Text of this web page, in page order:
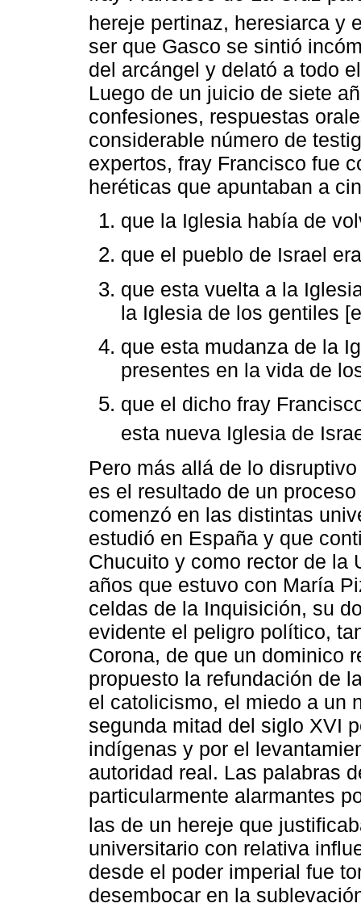
hereje pertinaz, heresiarca y
ser que Gasco se sintió
del arcángel y delató a todo
Luego de un juicio de siete
confesiones, respuestas
considerable número de
expertos, fray Francisco fue
heréticas que apuntaban a
que la Iglesia había de
que el pueblo de Israel
que esta vuelta a la
la Iglesia de los gentiles
que esta mudanza de la
presentes en la vida de
que el dicho fray
esta nueva Iglesia de
Pero más allá de lo
es el resultado de un
comenzó en las distintas
estudió en España y que
Chucuito y como rector de la
años que estuvo con María
celdas de la Inquisición, su
evidente el peligro político,
Corona, de que un dominico
propuesto la refundación de
el catolicismo, el miedo a un
segunda mitad del siglo XVI
indígenas y por el
autoridad real. Las palabras
particularmente alarmantes
las de un hereje que
universitario con relativa
desde el poder imperial fue
desembocar en la